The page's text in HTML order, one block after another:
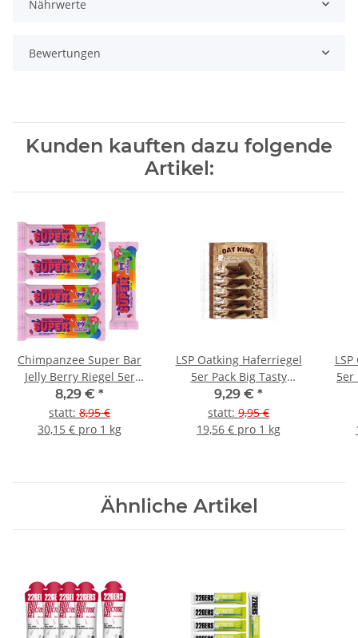
Nährwerte
Bewertungen
Kunden kauften dazu folgende
Artikel:
Chimpanzee Super Bar
Jelly Berry Riegel 5er
Pack
8,29 € *
statt: 8,95 €
30,15 € pro 1 kg
LSP Oatking Haferriegel
5er Pack Big Tasty
Chocolate
9,29 € *
statt: 9,95 €
19,56 € pro 1 kg
5er
Ähnliche Artikel